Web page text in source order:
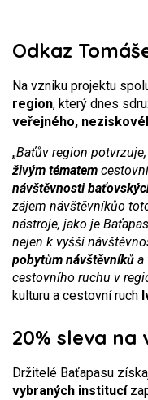
Odkaz
Na vzniku projektu
region, který dnes
veřejného,
„Baťův region
živým tématem
návštěvnosti
zájem návštěvníkůo
nástroje, jako je
nejen k vyšší
pobytům návštěvníků a
cestovního ruchu v
kulturu a cestovní ruch
20% sleva na
Držitelé Baťapasu
vybraných institucí